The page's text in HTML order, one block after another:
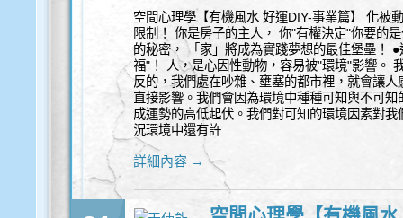
空間心理學【有機風水 好運DIY-事業篇】 化被
限制！ 你是房子的主人， 你"有權決定"你要的
的秘密， 「家」將成為實踐夢想的最佳堡壘！
福"！ 人，是心因性動物，容易被"環境"影響。
反的，我們處在吵雜、壅塞的都市裡，就會讓
直接影響。我們會因為環境中種種可知與不可
成運勢的高低起伏。我們對可知的環境因素對
況環境中還有許
詳細內容 →